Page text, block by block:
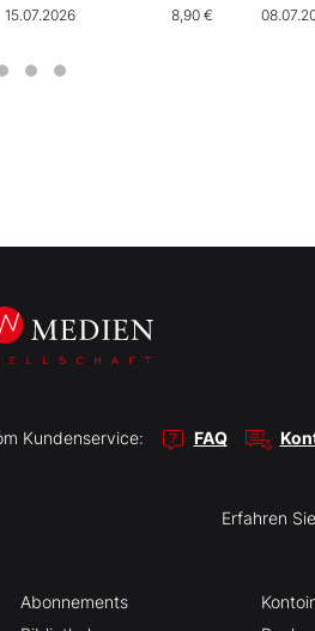
15.07.2026 8,90 €
Kundenservice: FAQ
Erfahren
Abonnements